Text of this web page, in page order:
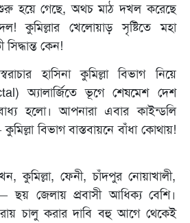
হয়ে গেছে, অথচ মাঠ দখল করেছে
কুমিল্লার খেলোয়াড় সৃষ্টিতে মহা
কেন!
হাসিনা কুমিল্লা বিভাগ নিয়ে
অ‍্যালার্জিতে ভূগে শেষমেশ দেশ
হলো। আপনারা এবার কাইন্ডলি
বিভাগ বাস্তবায়নে বাঁধা কোথায়!
কুমিল্লা, ফেনী, চাঁদপুর নোয়াখালী,
ছয় জেলায় প্রবাসী আধিক‍্য বেশি।
চালু করার দাবি বহু আগে থেকেই